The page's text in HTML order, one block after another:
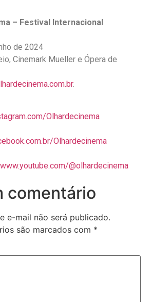
– Festival Internacional
de 2024
Cinemark Mueller e Ópera de
.
Olhardecinema
Olhardecinema
@olhardecinema
comentário
e-mail não será publicado.
são marcados com *